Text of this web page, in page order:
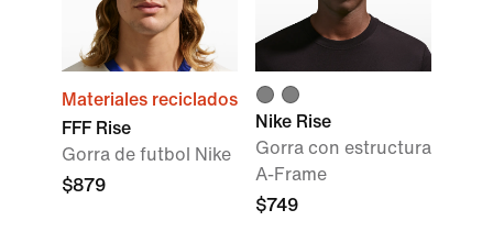
Materiales reciclados
FFF Rise
Gorra de futbol Nike
$879
Nike Rise
Gorra con estructura
A-Frame
$749